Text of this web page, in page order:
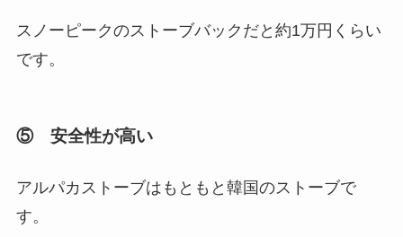
スノーピークのストーブバックだと約1万円くらい
です。
⑤ 安全性が高い
アルパカストーブはもともと韓国のストーブで
す。